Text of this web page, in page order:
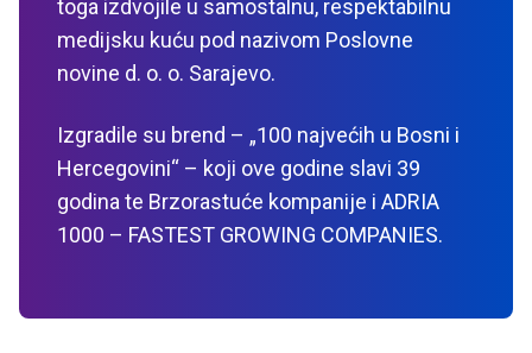
toga izdvojile u samostalnu, respektabilnu
medijsku kuću pod nazivom Poslovne
novine d. o. o. Sarajevo.
Izgradile su brend – „100 najvećih u Bosni i
Hercegovini“ – koji ove godine slavi 39
godina te Brzorastuće kompanije i ADRIA
1000 – FASTEST GROWING COMPANIES.